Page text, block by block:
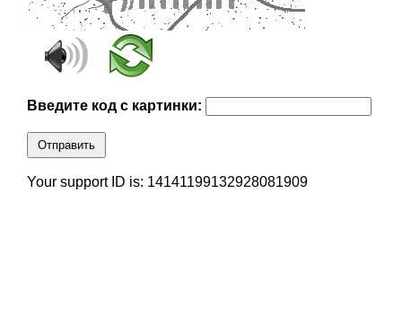
Введите код с картинки:
Отправить
Your support ID is: 14141199132928081909